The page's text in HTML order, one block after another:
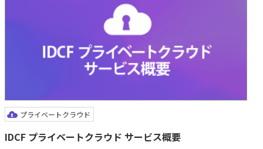
プライベートクラウド
IDCF プライベートクラウド サービス概要